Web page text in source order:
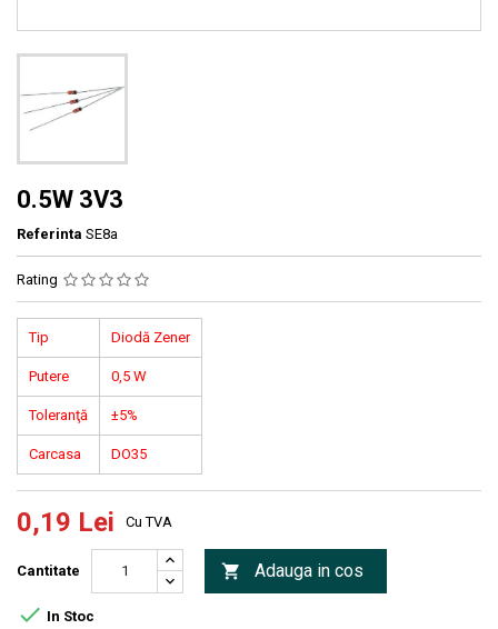
0.5W 3V3
Referinta SE8a
Rating
Tip Diodă Zener
Putere 0,5 W
Toleranţă ±5%
Carcasa DO35
0,19 Lei Cu TVA
Cantitate  Adauga in cos
 In Stoc